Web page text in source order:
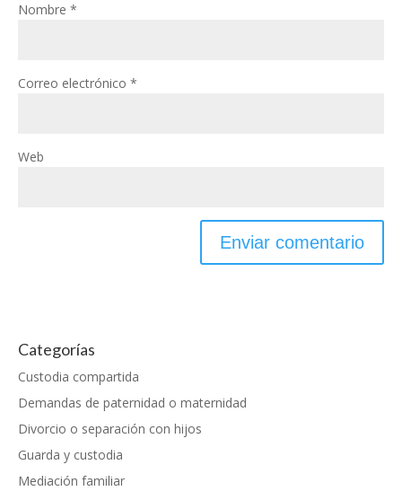
Nombre *
Correo electrónico *
Web
Categorías
Custodia compartida
Demandas de paternidad o maternidad
Divorcio o separación con hijos
Guarda y custodia
Mediación familiar